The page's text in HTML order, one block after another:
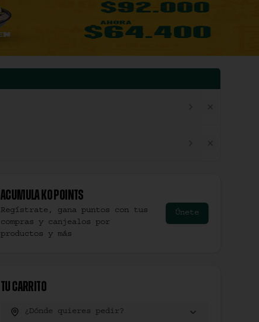
Acumula Ko Points
Regístrate, gana puntos con tus
compras y canjealos por
productos y más
Únete
Tu Carrito
¿Dónde quieres pedir?